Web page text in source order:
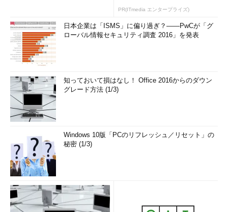
PR(ITmedia エンタープライズ)
日本企業は「ISMS」に偏り過ぎ？――PwCが「グ
ローバル情報セキュリティ調査 2016」を発表
知っておいて損はなし！ Office 2016からのダウン
グレード方法 (1/3)
Windows 10版「PCのリフレッシュ／リセット」の
秘密 (1/3)